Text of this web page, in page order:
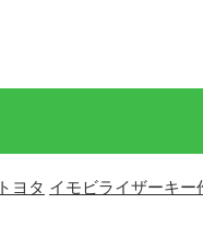
トヨタ イモビライザーキー